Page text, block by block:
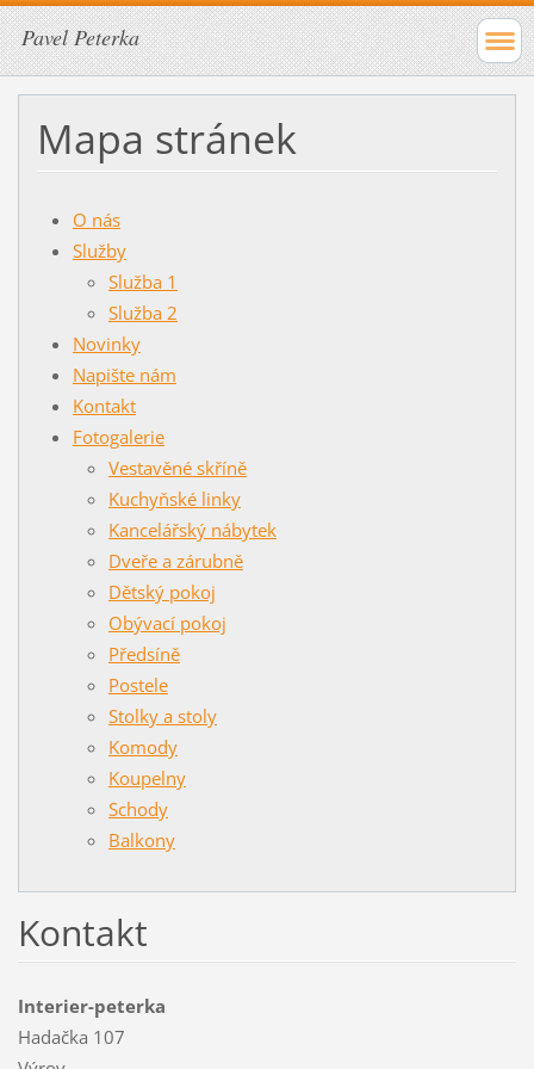
Pavel Peterka
Mapa stránek
O nás
Služby
Služba 1
Služba 2
Novinky
Napište nám
Kontakt
Fotogalerie
Vestavěné skříně
Kuchyňské linky
Kancelářský nábytek
Dveře a zárubně
Dětský pokoj
Obývací pokoj
Předsíně
Postele
Stolky a stoly
Komody
Koupelny
Schody
Balkony
Kontakt
Interier-peterka
Hadačka 107